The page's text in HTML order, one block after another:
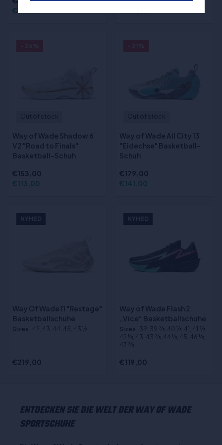
€141,00
Way of Wade Shadow 6
V2 "Road to Finals"
Basketball-Schuh
€153,00
€113,00
Way of Wade All City 13
"Eidechse" Basketball-
Schuh
€179,00
€141,00
NYHED
Way Of Wade 11 "Restage"
Basketballschuhe
Sizes :42, 43, 44, 45, 43 ½
€219,00
NYHED
Way of Wade Flash 2
„Vice“ Basketballschuhe
Sizes :39, 39 2⁄3, 40 1⁄3, 41, 41 2⁄3,
42 1⁄3, 43, 43 2⁄3, 44 1⁄3, 45, 46 1⁄3,
47 2⁄3
€119,00
ENTDECKEN SIE DIE WELT DER WAY OF WADE
SPORTSCHUHE